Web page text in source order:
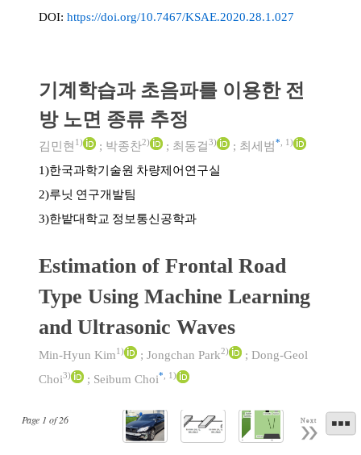
Page 1 of26 Next
DOI: https://doi.org/10.7467/KSAE.2020.28.1.027
기계학습과 초음파를 이용한 전
방 노면 종류 추정
김민현 1) ; 박종찬2) ; 최동걸3) ; 최세범* 1)
1)한국과학기술원 차량제어연구실
2)루닛 연구개발팀
3)한밭대학교 정보통신공학과
Estimation of Frontal Road
Type Using Machine Learning
and Ultrasonic Waves
Min-Hyun Kim1) ; Jongchan Park2) ; Dong-Geol
Choi3) ; Seibum Choi*, 1)